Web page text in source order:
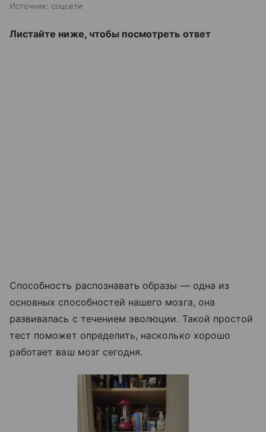
Источник: соцсети
Листайте ниже, чтобы посмотреть ответ
Способность распознавать образы — одна из
основных способностей нашего мозга, она
развивалась с течением эволюции. Такой простой
тест поможет определить, насколько хорошо
работает ваш мозг сегодня.